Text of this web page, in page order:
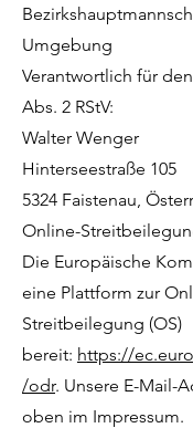
Umgebung
Verantwortlich für
Abs. 2 RStV:
Walter Wenger
Hinterseestraße 105
5324 Faistenau,
Online-
Die Europäische
eine Plattform zur
Streitbeilegung (OS)
bereit: https://
/odr. Unsere E-Mail-
oben im Impressum.